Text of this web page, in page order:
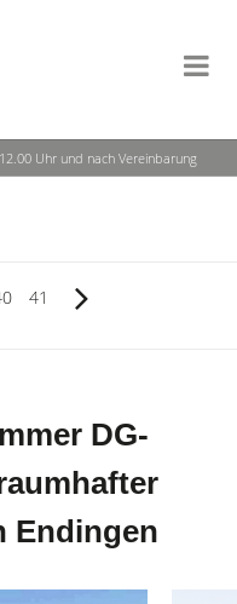
Uhr und nach Vereinbarung
41
DG-
Endingen